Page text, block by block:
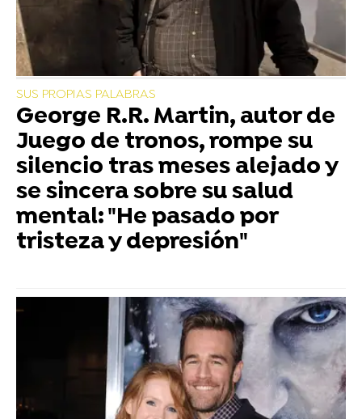
SUS PROPIAS PALABRAS
George R.R. Martin, autor de
Juego de tronos, rompe su
silencio tras meses alejado y
se sincera sobre su salud
mental: "He pasado por
tristeza y depresión"